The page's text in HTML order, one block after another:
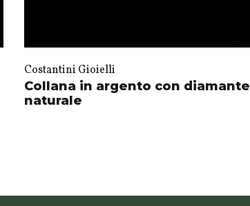
Costantini Gioielli
Collana in argento con diamante
naturale